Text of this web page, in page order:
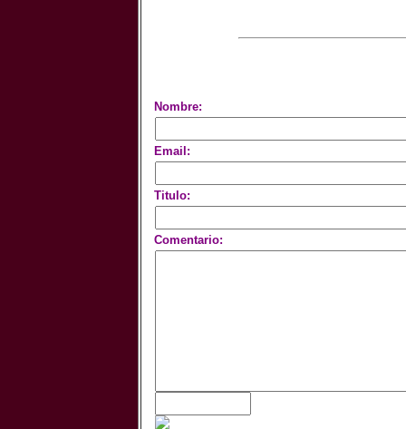
Nombre:
Email:
Titulo:
Comentario: